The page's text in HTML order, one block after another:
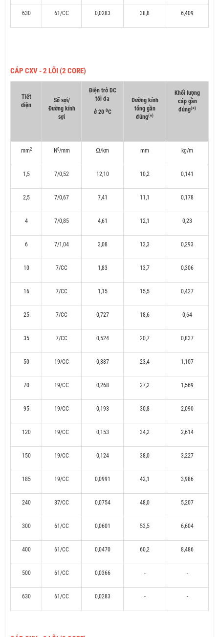
630 61/CC 0,0283 38,8 6,409
CÁP CXV - 2 LÕI (2 CORE)
Tiết
diện
Số sợi/
Đường kính
sợi
Điện trở DC
tối đa
ở 20 0C
Đường kính
tổng gần
đúng(*)
Khối lượng
cáp gần
đúng(*)
mm2 N0/mm Ω/km mm kg/m
1,5 7/0,52 12,10 10,2 0,141
2,5 7/0,67 7,41 11,1 0,178
4 7/0,85 4,61 12,1 0,23
6 7/1,04 3,08 13,3 0,293
10 7/CC 1,83 13,7 0,306
16 7/CC 1,15 15,5 0,427
25 7/CC 0,727 18,6 0,64
35 7/CC 0,524 20,7 0,837
50 19/CC 0,387 23,4 1,107
70 19/CC 0,268 27,2 1,569
95 19/CC 0,193 30,8 2,090
120 19/CC 0,153 34,2 2,614
150 19/CC 0,124 38,0 3,227
185 19/CC 0,0991 42,1 3,986
240 37/CC 0,0754 48,0 5,207
300 61/CC 0,0601 53,5 6,604
400 61/CC 0,0470 60,2 8,486
500 61/CC 0,0366 - -
630 61/CC 0,0283 - -